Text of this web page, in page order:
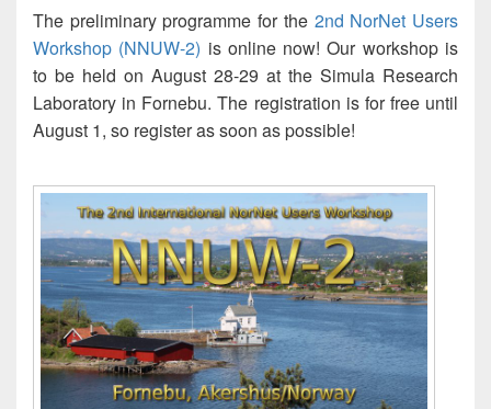
The preliminary programme for the 2nd NorNet Users
Workshop (NNUW-2) is online now! Our workshop is
to be held on August 28-29 at the Simula Research
Laboratory in Fornebu. The registration is for free until
August 1, so register as soon as possible!